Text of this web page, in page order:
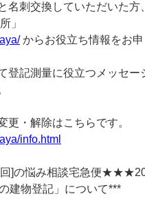
名刺交換していただいた方
」
からお役立ち情報をお
登記測量に役立つメッセー
更・解除はこちらです。
info.html
]の悩み相談宅急便
建物登記」について***